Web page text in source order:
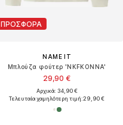
ΠΡΟΣΦΟΡΑ
NAME IT
Μπλούζα φούτερ 'NKFKONNA'
29,90 €
Αρχικά: 34,90 €
Τελευταία χαμηλότερη τιμή:29,90 €